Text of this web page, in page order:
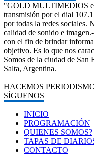
"GOLD MULTIMEDIOS
transmisión por el dial
por todas la redes sociales.
calidad de sonido e
con el fin de brindar
objetivo. Es lo que nos
Somos de la ciudad de
Salta, Argentina.
HACEMOS
SÍGUENOS
INICIO
PROGRAMACIÓN
QUIENES SOMOS?
TAPAS DE
CONTACTO